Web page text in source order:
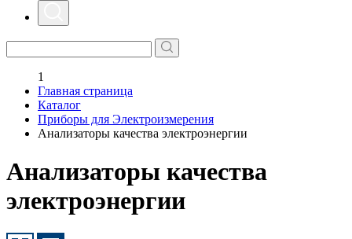
1
Главная страница
Каталог
Приборы для Электроизмерения
Анализаторы качества электроэнергии
Анализаторы качества
электроэнергии